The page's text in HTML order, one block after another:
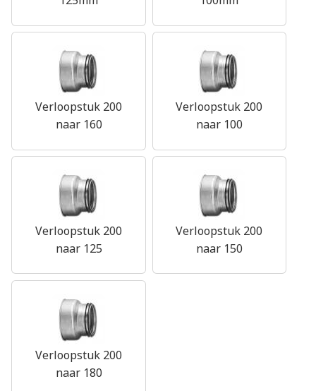
Verloopstuk 200
naar 160
Verloopstuk 200
naar 100
Verloopstuk 200
naar 125
Verloopstuk 200
naar 150
Verloopstuk 200
naar 180